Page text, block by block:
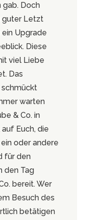
gab. Doch
guter Letzt
Upgrade
Diese
viel Liebe
Das
warten
& Co. in
Euch, die
oder andere
für den
den Tag
bereit. Wer
Besuch des
betätigen